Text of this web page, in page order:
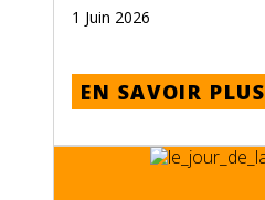
1 Juin 2026
EN SAVOIR PLUS